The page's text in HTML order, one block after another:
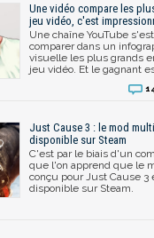
Une vidéo compare les
jeu vidéo, c'est
Une chaîne YouTube
comparer dans un
visuelle les plus grands
jeu vidéo. Et le gagnant
Just Cause 3 : le mod
disponible sur Steam
C'est par le biais d'un
que l'on apprend que le
conçu pour Just Cause 3
disponible sur Steam.